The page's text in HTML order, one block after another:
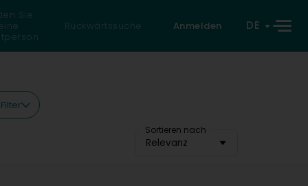
Sie
Rückwärtssuche Anmelden DE
Sortieren nach
Relevanz